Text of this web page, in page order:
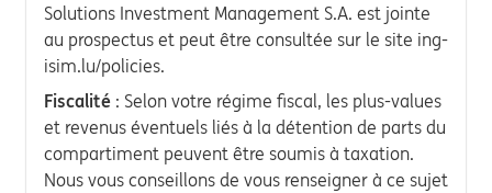
Solutions Investment Management S.A. est jointe
au prospectus et peut être consultée sur le site ing-
isim.lu/policies.
Fiscalité : Selon votre régime fiscal, les plus-values
et revenus éventuels liés à la détention de parts du
compartiment peuvent être soumis à taxation.
Nous vous conseillons de vous renseigner à ce sujet